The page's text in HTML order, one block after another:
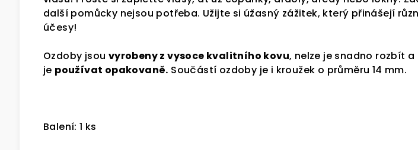
další pomůcky nejsou potřeba. Užijte si úžasný zážitek, který přinášejí
účesy!
Ozdoby jsou vyrobeny z vysoce kvalitního kovu, nelze je snadno rozbít a
je používat opakovaně. Součástí ozdoby je i kroužek o průměru 14 mm.
Balení: 1 ks